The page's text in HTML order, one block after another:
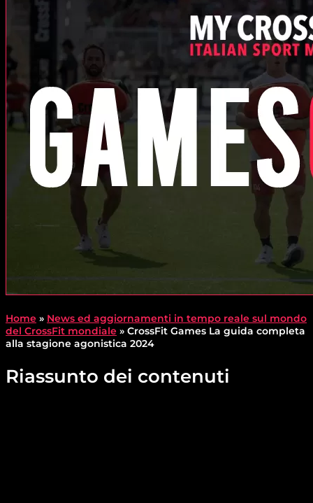
Home » News ed aggiornamenti in tempo reale sul mondo
del CrossFit mondiale » CrossFit Games La guida completa
alla stagione agonistica 2024
Riassunto dei contenuti